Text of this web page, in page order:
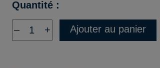
Quantité :
– + Ajouter au panier